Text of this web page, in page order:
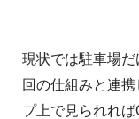
現状では駐車場
回の仕組みと連
プ上で見られれば